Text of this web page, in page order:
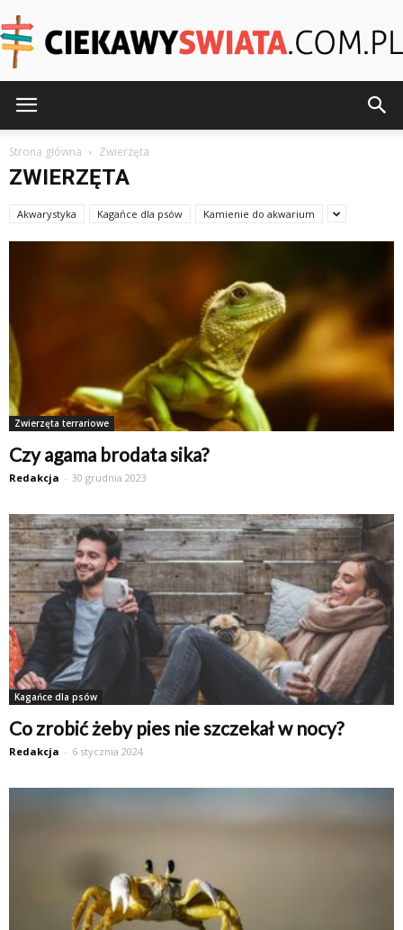
Strona główna Zwierzęta
ZWIERZĘTA
Akwarystyka Kagańce dla psów Kamienie do akwarium
Zwierzęta terrariowe
Czy agama brodata sika?
Redakcja - 30 grudnia 2023
Kagańce dla psów
Co zrobić żeby pies nie szczekał w nocy?
Redakcja - 6 stycznia 2024